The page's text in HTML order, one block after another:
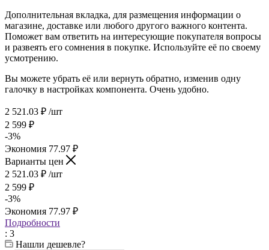
Дополнительная вкладка, для размещения информации о
магазине, доставке или любого другого важного контента.
Поможет вам ответить на интересующие покупателя вопросы
и развеять его сомнения в покупке. Используйте её по своему
усмотрению.
Вы можете убрать её или вернуть обратно, изменив одну
галочку в настройках компонента. Очень удобно.
2 521.03 ₽ /шт
2 599 ₽
-3%
Экономия 77.97 ₽
Варианты цен
2 521.03 ₽ /шт
2 599 ₽
-3%
Экономия 77.97 ₽
Подробности
: 3
Нашли дешевле?